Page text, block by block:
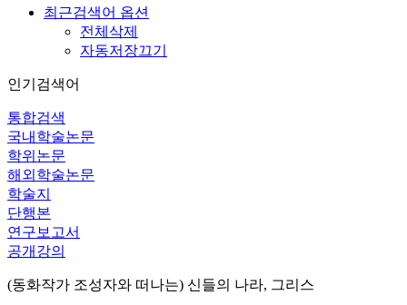
최근검색어 옵션
전체삭제
자동저장끄기
인기검색어
통합검색
국내학술논문
학위논문
해외학술논문
학술지
단행본
연구보고서
공개강의
(동화작가 조성자와 떠나는) 신들의 나라, 그리스